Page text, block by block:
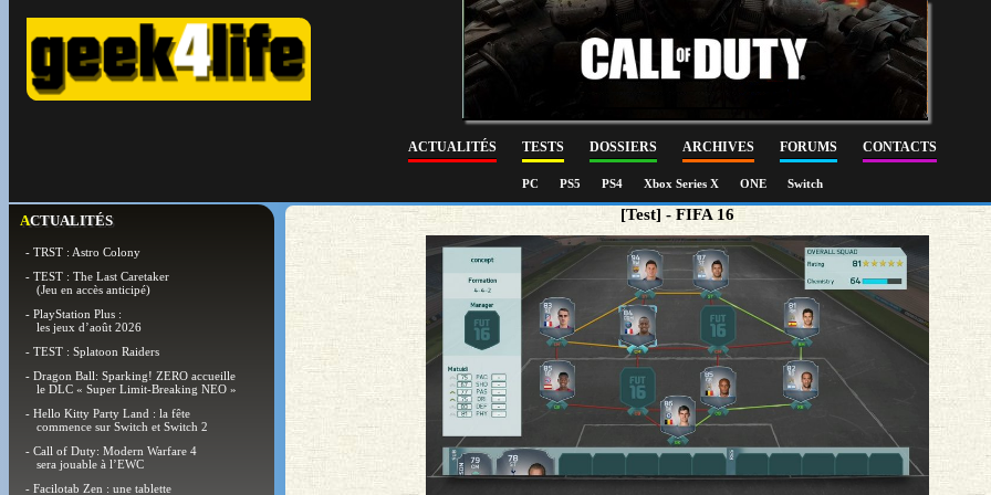
ACTUALITÉS TESTS DOSSIERS ARCHIVES FORUMS CONTACTS
PC PS5 PS4 Xbox Series X ONE Switch
ACTUALITÉS
- TRST : Astro Colony
- TEST : The Last Caretaker
(Jeu en accès anticipé)
- PlayStation Plus :
les jeux d’août 2026
- TEST : Splatoon Raiders
- Dragon Ball: Sparking! ZERO accueille
le DLC « Super Limit-Breaking NEO »
- Hello Kitty Party Land : la fête
commence sur Switch et Switch 2
- Call of Duty: Modern Warfare 4
sera jouable à l’EWC
- Facilotab Zen : une tablette
[Test] - FIFA 16